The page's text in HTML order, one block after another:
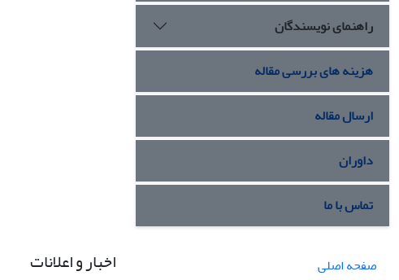
راهنمای نویسندگان
هزینه های بررسی مقاله
ارسال مقاله
داوران
تماس با ما
صفحه اصلی
اخبار و اعلانات